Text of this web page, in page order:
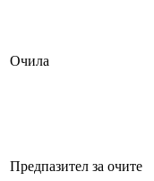
Очила
Предпазител за очите